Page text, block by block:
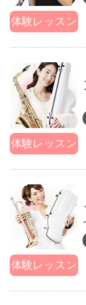
実は…フリ
自由じゃない
予約を取ら
⇒予約を入
いている時
(１) 固定ス
決まってい
いやすい！
(２) 無料補
替えができ
用事で行け
体験レッスン
体験レッスン
体験レッスン